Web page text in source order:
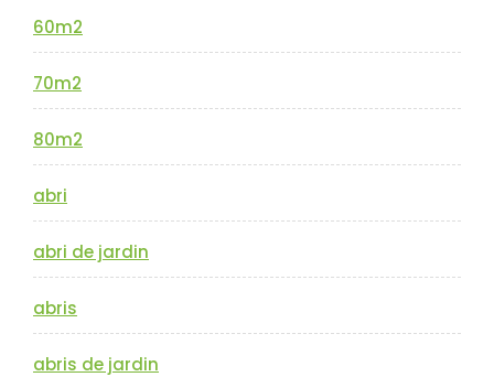
60m2
70m2
80m2
abri
abri de jardin
abris
abris de jardin